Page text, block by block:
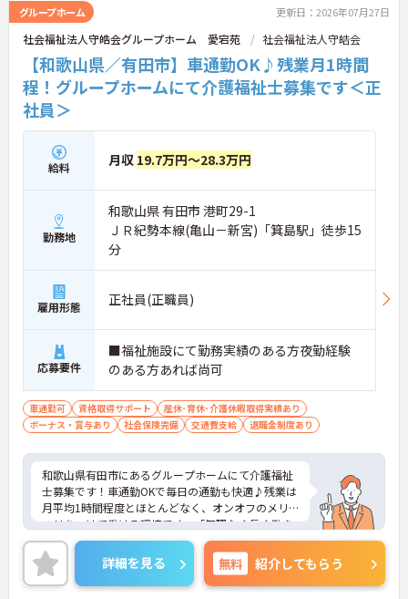
グループホーム 更新日：2026年07月27日
社会福祉法人守皓会グループホーム 愛宕苑 社会福祉法人守皓会
【和歌山県／有田市】車通勤OK♪残業月1時間
程！グループホームにて介護福祉士募集です＜正
社員＞
給料 月収 19.7万円～28.3万円
勤務地
和歌山県 有田市 港町29-1
ＪＲ紀勢本線(亀山－新宮)「箕島駅」徒歩15
分
雇用形態 正社員(正職員)
応募要件
■福祉施設にて勤務実績のある方夜勤経験
のある方あれば尚可
車通勤可 資格取得サポート
産休･育休･介護休暇取得実績あり
ボーナス・賞与あり
社会保険完備 交通費支給 退職金制度あり
和歌山県有田市にあるグループホームにて介護福祉
士募集です！車通勤OKで毎日の通勤も快適♪残業は
月平均1時間程度とほとんどなく、オンオフのメリ
ハリをつけて働ける環境です。「無理なく長く働き
たい」「働きやすさを重視したい」という方にもお
すすめの職場です◎れます！ご興味のある方には、
面接対策ポイントなど、さらに詳細をご案内します
のでお気軽にご相談ください！
詳細を見る 無料 紹介してもらう